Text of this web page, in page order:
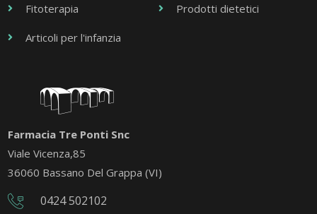
Fitoterapia Prodotti dietetici
Articoli per l'infanzia
Farmacia Tre Ponti Snc
Viale Vicenza,85
36060 Bassano Del Grappa (VI)
0424 502102